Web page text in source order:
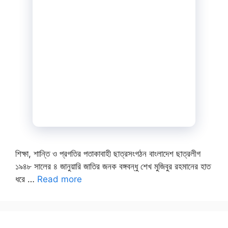
শিক্ষা, শান্তি ও প্রগতির পতাকাবাহী ছাত্রসংগঠন বাংলাদেশ ছাত্রলীগ
১৯৪৮ সালের ৪ জানুয়ারি জাতির জনক বঙ্গবন্ধু শেখ মুজিবুর রহমানের হাত
ধরে … Read more